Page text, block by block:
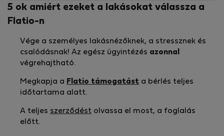
5 ok amiért ezeket a lakásokat válassza a
Flatio-n
Vége a személyes lakásnézőknek, a stressznek és
csalódásnak! Az egész ügyintézés azonnal
végrehajtható.
Megkapja a Flatio támogatást a bérlés teljes
időtartama alatt.
A teljes szerződést olvassa el most, a foglalás
előtt.